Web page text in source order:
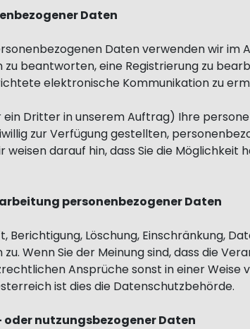
Daten
Daten verwenden wir im
beantworten, eine Registrierung zu
elektronische Kommunikation zu
ein Dritter in unserem Auftrag) Ihre
zur Verfügung gestellten,
darauf hin, dass Sie die Möglichkeit
personenbezogener Daten
Berichtigung, Löschung, Einschränkung,
Wenn Sie der Meinung sind, dass die
Ansprüche sonst in einer Weise
ist dies die Datenschutzbehörde.
nutzungsbezogener Daten